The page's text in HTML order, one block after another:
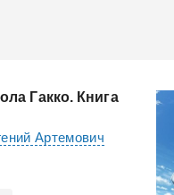
Гакко. Книга
Артемович